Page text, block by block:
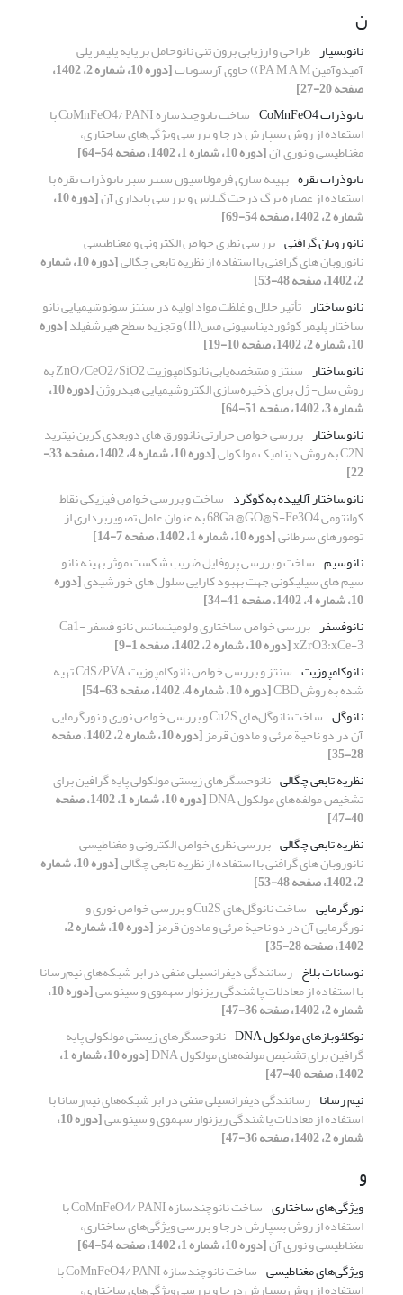
ن
نانوبسپار طراحی و ارزیابی برون تنی نانوحامل بر پایه پلیمر پلی
آمیدوآمین PA M A M)) حاوی آرتسونات [دوره 10، شماره 2، 1402،
صفحه 20-27]
نانوذرات CoMnFeO4
ساخت نانوچندسازه CoMnFeO4/ PANI با
استفاده از روش بسپارش درجا و بررسی ویژگی‌های ساختاری،
مغناطیسی و نوری آن[دوره 10، شماره 1، 1402، صفحه 54-64]
نانوذرات نقره بهینه سازی فرمولاسیون سنتز سبز نانوذرات نقره با
استفاده از عصاره برگ درخت گیلاس و بررسی پایداری آن [دوره 10،
شماره 2، 1402، صفحه 54-69]
نانو روبان گرافنی بررسی نظری خواص الکترونی و مغناطیسی
نانوروبان های گرافنی با استفاده از نظریه تابعی چگالی [دوره 10، شماره
2، 1402، صفحه 48-53]
نانو ساختار تأثیر حلال و غلظت مواد اولیه در سنتز سونوشیمیایی نانو
ساختار پلیمر کوئوردیناسیونی مس(II) و تجزیه سطح هیرشفیلد [دوره
10، شماره 2، 1402، صفحه 10-19]
نانوساختار
سنتز و مشخصه‌یابی نانوکامپوزیت ZnO/CeO2/SiO2 به
روش‌ سل- ژل برای ذخیره‌سازی الکتروشیمیایی هیدروژن [دوره 10،
شماره 3، 1402، صفحه 51-64]
نانوساختار بررسی خواص حرارتی نانوورق های دوبعدی کربن نیترید
C2N به روش دینامیک مولکولی [دوره 10، شماره 4، 1402، صفحه 33-
22]
نانوساختار آلاییده به گوگرد ساخت و بررسی خواص فیزیکی نقاط
کوانتومی 68Ga @GO@S-Fe3O4 به عنوان عامل تصویربرداری از
تومورهای سرطانی[دوره 10، شماره 1، 1402، صفحه 7-14]
نانوسیم ساخت و بررسی پروفایل ضریب شکست موثر بهینه نانو
سیم های سیلیکونی جهت بهبود کارایی سلول های خورشیدی[دوره
10، شماره 4، 1402، صفحه 41-34]
نانوفسفر
بررسی خواص ساختاری و لومینسانس نانو فسفر Ca1-
xZrO3:xCe+3[دوره 10، شماره 2، 1402، صفحه 1-9]
نانوکامپوزیت
سنتز و بررسی خواص نانوکامپوزیت CdS/PVA تهیه
شده به روش CBD
[دوره 10، شماره 4، 1402، صفحه 63-54]
نانوگل
ساخت نانوگل‌های Cu2S و بررسی خواص نوری و نورگرمایی
آن در دو ناحیة مرئی و مادون قرمز [دوره 10، شماره 2، 1402، صفحه
28-35]
نظریه تابعی چگالی نانوحسگرهای زیستی مولکولی پایه گرافین برای
تشخیص مولفه‌های مولکول DNA [دوره 10، شماره 1، 1402، صفحه
40-47]
نظریه تابعی چگالی بررسی نظری خواص الکترونی و مغناطیسی
نانوروبان های گرافنی با استفاده از نظریه تابعی چگالی [دوره 10، شماره
2، 1402، صفحه 48-53]
نورگرمایی
ساخت نانوگل‌های Cu2S و بررسی خواص نوری و
نورگرمایی آن در دو ناحیة مرئی و مادون قرمز [دوره 10، شماره 2،
1402، صفحه 28-35]
نوسانات بلاخ رسانندگی دیفرانسیلی منفی در ابر شبکه‌های نیم‌رسانا
با استفاده از معادلات پاشندگی ریزنوار سهموی و سینوسی [دوره 10،
شماره 2، 1402، صفحه 36-47]
نوکلئوبازهای مولکول DNA
نانوحسگرهای زیستی مولکولی پایه
گرافین برای تشخیص مولفه‌های مولکول DNA [دوره 10، شماره 1،
1402، صفحه 40-47]
نیم رسانا رسانندگی دیفرانسیلی منفی در ابر شبکه‌های نیم‌رسانا با
استفاده از معادلات پاشندگی ریزنوار سهموی و سینوسی [دوره 10،
شماره 2، 1402، صفحه 36-47]
و
ویژگی‌های ساختاری ساخت نانوچندسازه CoMnFeO4/ PANI با
استفاده از روش بسپارش درجا و بررسی ویژگی‌های ساختاری،
مغناطیسی و نوری آن[دوره 10، شماره 1، 1402، صفحه 54-64]
ویژگی‌های مغناطیسی
ساخت نانوچندسازه CoMnFeO4/ PANI با
استفاده از روش بسپارش درجا و بررسی ویژگی‌های ساختاری،